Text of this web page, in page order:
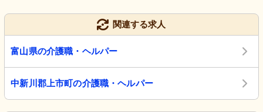
関連する求人
富山県の介護職・ヘルパー
中新川郡上市町の介護職・ヘルパー